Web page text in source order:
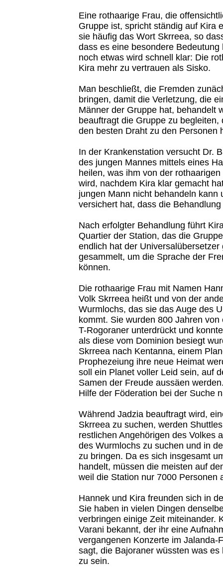
Eine rothaarige Frau, die
Gruppe ist, spricht ständig auf Kira
sie häufig das Wort Skrreea, so
dass es eine besondere Bedeutung
noch etwas wird schnell klar: Die
Kira mehr zu vertrauen als Sisko.
Man beschließt, die Fremden
bringen, damit die Verletzung, die
Männer der Gruppe hat, behandelt
beauftragt die Gruppe zu begleiten,
den besten Draht zu den Personen
In der Krankenstation versucht Dr.
des jungen Mannes mittels eines
heilen, was ihm von der
wird, nachdem Kira klar gemacht
jungen Mann nicht behandeln kann
versichert hat, dass die
Nach erfolgter Behandlung führt
Quartier der Station, das die
endlich hat der Universalübersetzer
gesammelt, um die Sprache der
können.
Die rothaarige Frau mit Namen
Volk Skrreea heißt und von der
Wurmlochs, das sie das Auge des
kommt. Sie wurden 800 Jahren
T-Rogoraner unterdrückt und
als diese vom Dominion besiegt
Skrreea nach Kentanna, einem
Prophezeiung ihre neue Heimat
soll ein Planet voller Leid sein, auf
Samen der Freude aussäen
Hilfe der Föderation bei der Suche
Während Jadzia beauftragt wird,
Skrreea zu suchen, werden
restlichen Angehörigen des Volkes
des Wurmlochs zu suchen und in
zu bringen. Da es sich insgesamt
handelt, müssen die meisten auf
weil die Station nur 7000 Personen
Hannek und Kira freunden sich in
Sie haben in vielen Dingen
verbringen einige Zeit miteinander.
Varani bekannt, der ihr eine
vergangenen Konzerte im Jalanda-
sagt, die Bajoraner wüssten was es
zu sein.